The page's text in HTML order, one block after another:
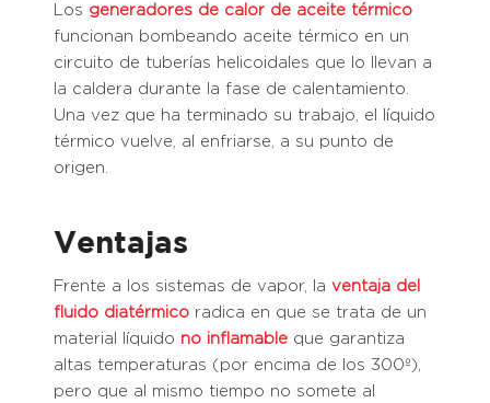
Los generadores de calor de aceite térmico
funcionan bombeando aceite térmico en un
circuito de tuberías helicoidales que lo llevan a
la caldera durante la fase de calentamiento.
Una vez que ha terminado su trabajo, el líquido
térmico vuelve, al enfriarse, a su punto de
origen.
Ventajas
Frente a los sistemas de vapor, la ventaja del
fluido diatérmicoradica en que se trata de un
material líquido no inflamableque garantiza
altas temperaturas (por encima de los 300º),
pero que al mismo tiempo no somete al